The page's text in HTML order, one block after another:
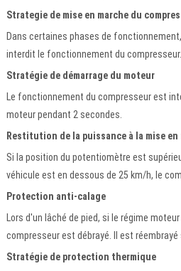
Strategie de mise en marche du
Dans certaines phases de
interdit le fonctionnement du compresseur.
Stratégie de démarrage du moteur
Le fonctionnement du compresseur est
moteur pendant 2 secondes.
Restitution de la puissance à la mise
Si la position du potentiomètre est
véhicule est en dessous de 25 km/h, le
Protection anti-calage
Lors d'un lâché de pied, si le régime
compresseur est débrayé. Il est
Stratégie de protection thermique